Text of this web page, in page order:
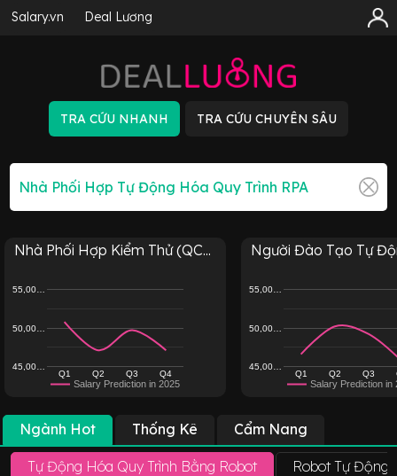
Salary.vn Deal Lương
Nhà Phối Hợp Kiểm Thử (QC...
Salary Prediction in 2025
Q1 Q2 Q3 Q4
45,00…
50,00…
55,00…
Người Đào Tạo Tự
Salary Prediction in
Q1 Q2 Q3
45,00…
50,00…
55,00…
Ngành Hot Thống Kê Cẩm Nang
Tự Động Hóa Quy Trình Bằng Robot Robot Tự Động